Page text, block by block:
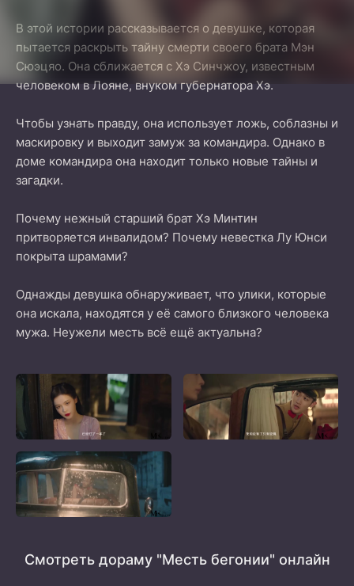
В этой истории рассказывается о девушке, которая
пытается раскрыть тайну смерти своего брата Мэн
Сюэцяо. Она сближается с Хэ Синчжоу, известным
человеком в Лояне, внуком губернатора Хэ.
Чтобы узнать правду, она использует ложь, соблазны и
маскировку и выходит замуж за командира. Однако в
доме командира она находит только новые тайны и
загадки.
Почему нежный старший брат Хэ Минтин
притворяется инвалидом? Почему невестка Лу Юнси
покрыта шрамами?
Однажды девушка обнаруживает, что улики, которые
она искала, находятся у её самого близкого человека
мужа. Неужели месть всё ещё актуальна?
Смотреть дораму "Месть бегонии" онлайн